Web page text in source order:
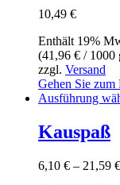
10,49 €
Enthält 19%
(41,96 € / 1000
zzgl. Versand
Gehen Sie zum
Ausführung
Kauspaß
6,10 € – 21,59 €